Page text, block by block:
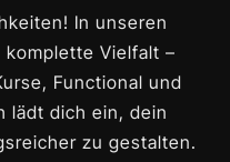
In unseren
Vielfalt –
Functional und
lädt dich ein, dein
zu gestalten.